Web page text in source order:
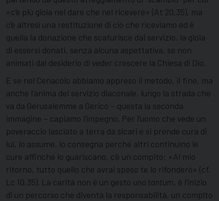
«c’è più gioia nel dare che nel ricevere» (At 20,35), ma
c’è altresì una restituzione di ciò che riceviamo ed è
quella la donazione che scaturisce dal servizio, la gioia
di essersi donati, senza alcuna aspettativa, se non
animati dal desiderio di veder crescere la Chiesa di Dio.
E se nel Cenacolo abbiamo appreso il metodo, il fine, ma
anche l’anima del servizio diaconale, lungo la strada che
va da Gerusalemme a Gerico – questa la seconda
immagine – capiamo l’impegno. Per l’uomo che vede un
poveraccio lasciato a terra da sicari e si prende cura di
lui, lo assume, lo consegna perché altri continuino le
cure affinché lo guariscano, c’è un compito: «Al mio
ritorno, tutto quello che avrai speso te lo rifonderò» (cf.
Lc 10,35). La carità non è un gesto una tantum, è l’inizio
di un percorso che diventa la responsabilità, un compito